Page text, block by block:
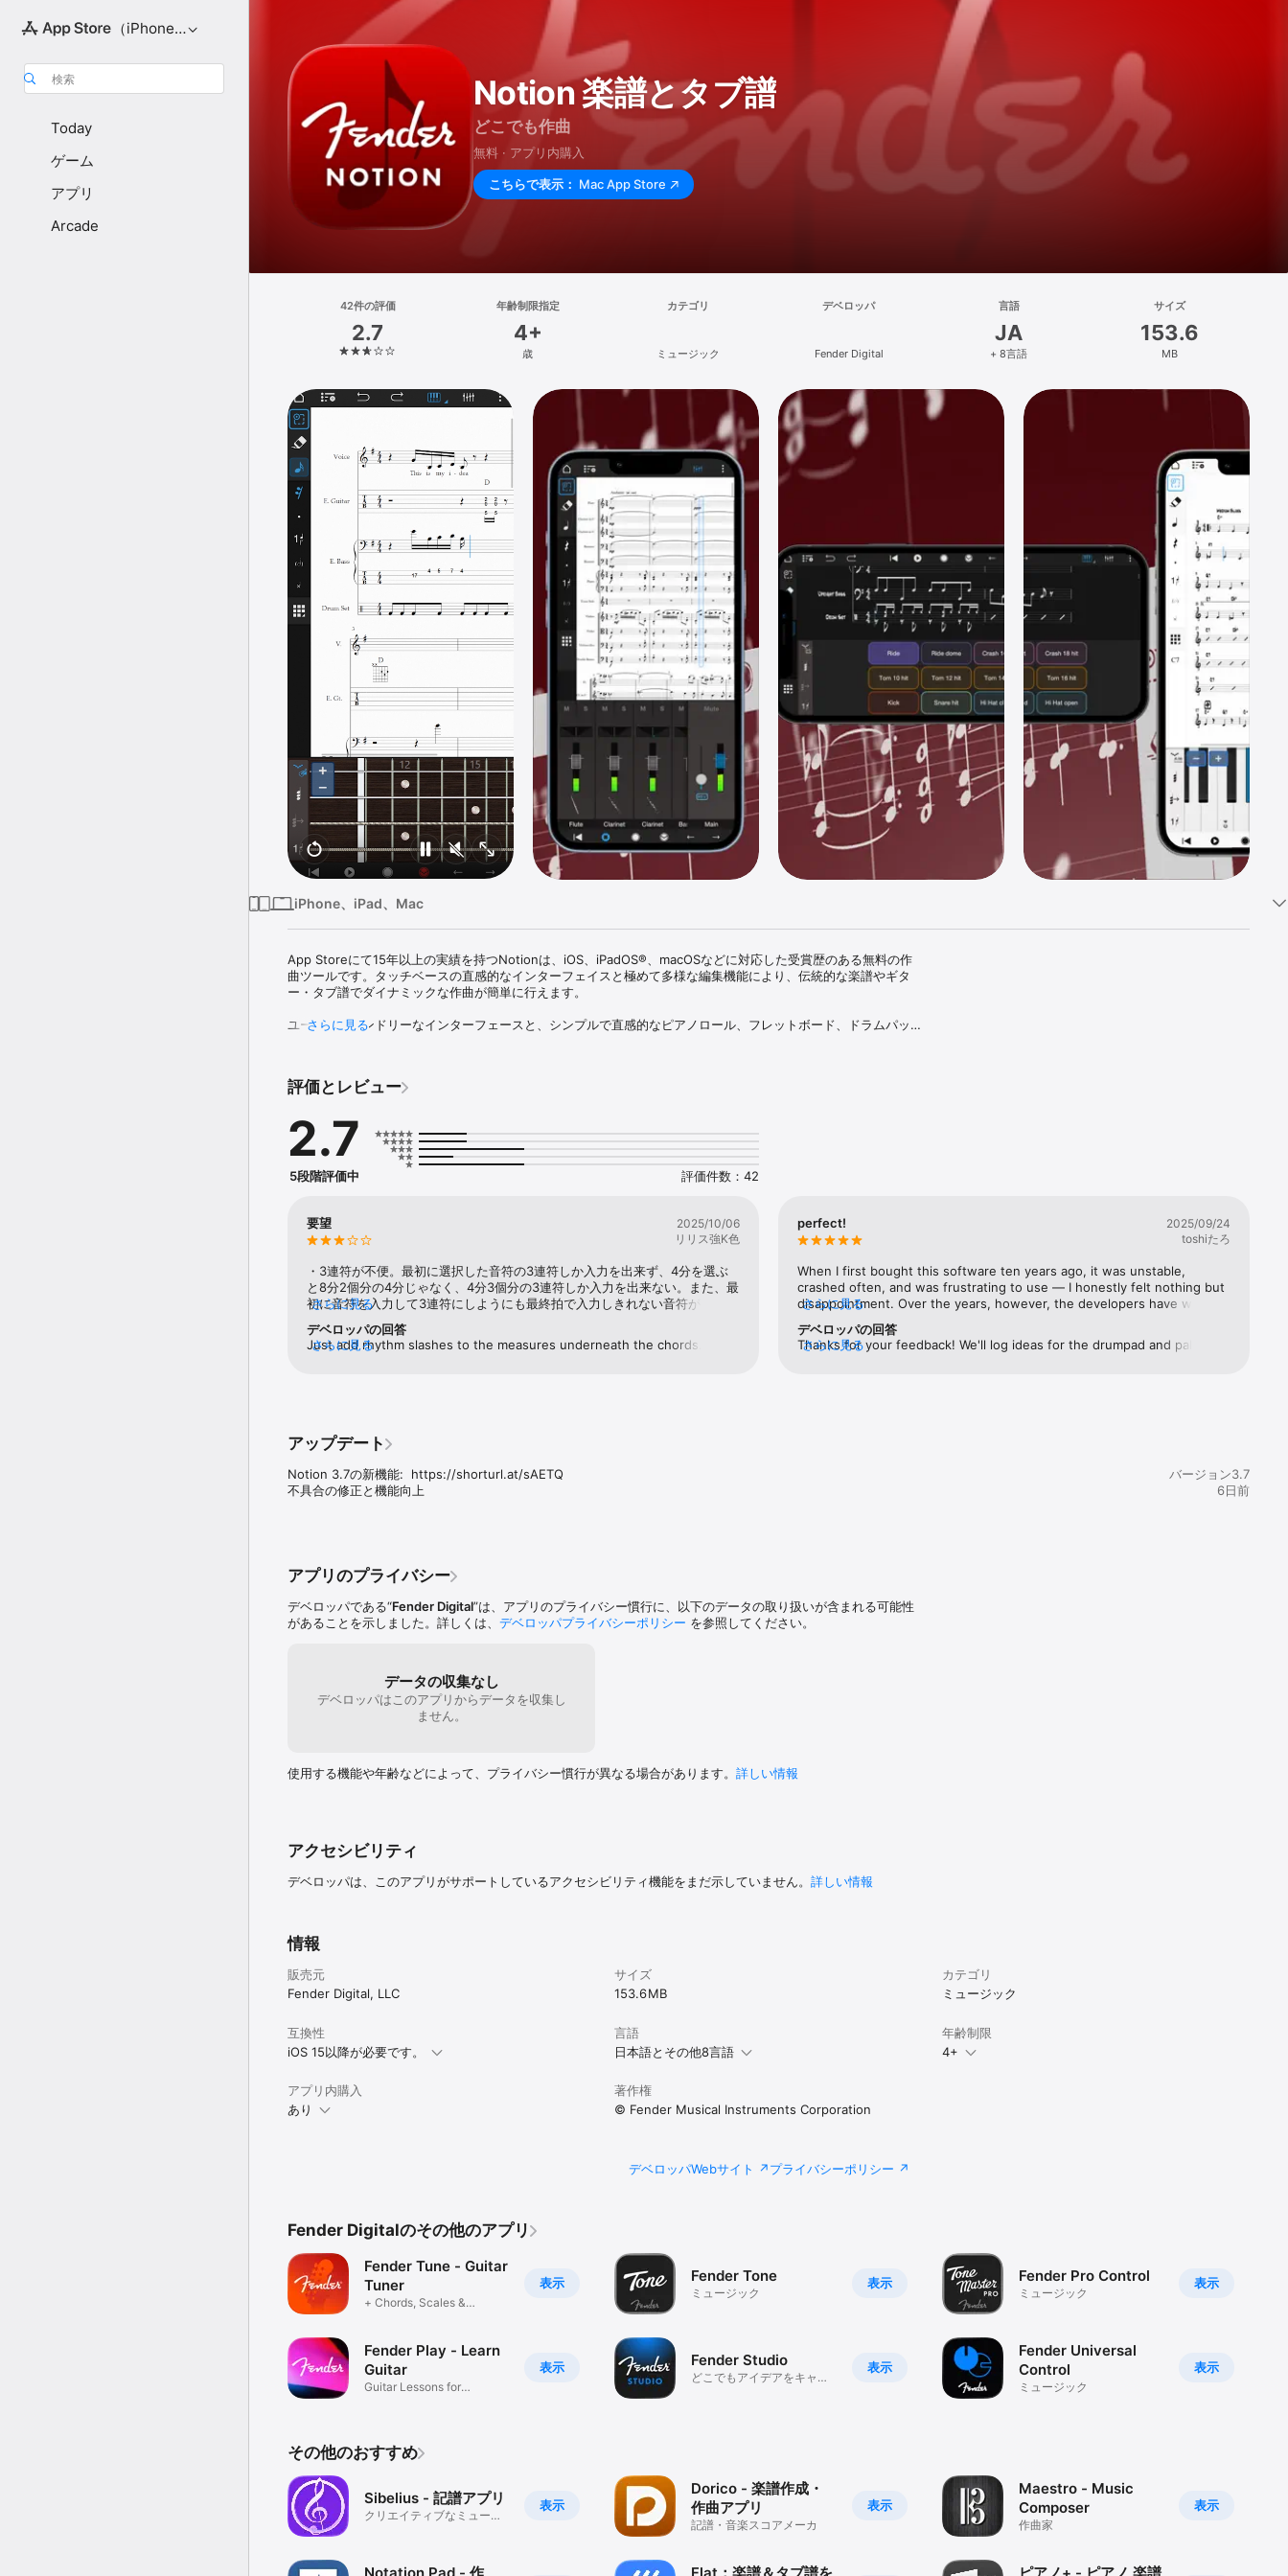
（iPhone向け）
検索
Today
ゲーム
アプリ
Arcade
Notion 楽譜とタブ譜
どこでも作曲
無料 · アプリ内購入
こちらで表示： Mac App Store
42件の評価
2.7
年齢制限指定
4+
歳
カテゴリ
ミュージック
デベロッパ
Fender Digital
言語
JA
+ 8言語
サイズ
153.6
MB
iPhone、iPad、Mac
App Storeにて15年以上の実績を持つNotionは、iOS、iPadOS®、macOSなどに対応した受賞歴のある無料の作
曲ツールです。タッチベースの直感的なインターフェイスと極めて多様な編集機能により、伝統的な楽譜やギタ
ー・タブ譜でダイナミックな作曲が簡単に行えます。
ユーザーフレンドリーなインターフェースと、シンプルで直感的なピアノロール、フレットボード、ドラムパッ
るデバイスでいつでもどこでも作曲できます。オンラインに戻ったら、任意のクラウド・プロバイダーまたは
PreSonusアプリケーション間のワイヤレス転送（オプション）を利用し、複数のデバイス間で作品を同期させる
ことができます。あるデバイスで作業を開始し、別のデバイスで完了させることができるのです。作品が完成し
たら、Notionファイルを共有したり、MIDI、MusicXML、PDF、オーディオ・ファイルとして書き出したりする
ことができます。
アビー・ロード・スタジオにて録音されたロンドン交響楽団演奏による本物のピアノとオーケストラのサンプ
ル、そして、巧みにサンプリングされたギター、ベース、ドラム、その他の人気楽器のサンプルを使用して作
ブラリを機能バンドルの一部として購入できます。ダウンロードサイズ圧縮の目的で、アプリのダウンロード時
にはピアノのみ付属していますが、インストール後、タップ操作ひとつでデバイスにインストールしたりクラウ
ドに格納しておいたりとサウンドを管理できます。
Notionは、2014年のテレビCM「Your Verse」など、Appleのさまざまなキャンペーンに登場しており、また音
楽業界において高い権威を有するNAMM TECアワード最優秀スマートフォン/タブレットアプリ賞をはじめ複数の
れており、すべて無料でご利用いただけます。登録（無料）していただくことで、追加サウンドセット（ソロ・
ストリングス、クラシック・サックス、グロッケンシュピール）、1つの譜表に最大4声まで書き込み可能なマル
ートな体験がお楽しみいただけます。これにより、手書き入力、すべての拡張サウンドセット（多数の楽器と追
加アーティキュレーションおよびエフェクトを含む）、追加のオーディオ書き出しフォーマット（m4a、OPUS、
譜表数無制限
主要サウンドセット
MIDI、PDF、wav、mp3としてエクスポート
ソロ・ストリングス、グロッケンシュピール、クラシック・サックスを含むサウンドセット
1つの譜表に声部3と4を追加可能
MusicXML、圧縮MusicXMLとしてエクスポート
iPhone、iPad、macOSで利用可能（macOSでは対応ペンタブレット使用または対応iPadでのSidecar使用にて利
調整可能な手書き入力用タイマー
Apple Pencil（第2世代）をダブルタップで手書きタイマーを無効に
すべての拡張サウンドセット
さらに見る
評価とレビュー
2.7
5段階評価中 評価件数：42
要望
2025/10/06
リリス強K色
・3連符が不便。最初に選択した音符の3連符しか入力を出来ず、4分を選ぶ
と8分2個分の4分じゃなく、4分3個分の3連符しか入力を出来ない。また、最
初に音符を入力して3連符にしようにも最終拍で入力しきれない音符が次の小
出来ない。・コード入力のローマ数字が不便。シャープやフラットのKeyの
VIIなどが臨時記号でナチュラルの音になる場合、♭VIIなど記号がつくものだ
さらに見る
デベロッパの回答
Just add rhythm slashes to the measures underneath the chords. Then
さらに見る
perfect!
2025/09/24
toshiたろ
When I first bought this software ten years ago, it was unstable,
crashed often, and was frustrating to use — I honestly felt nothing but
disappointment. Over the years, however, the developers have worked
use.feature requestI’d like a shortcut to input notes (c d e f g a b).I
need an audio export of the stems.sequencer staff
さらに見る
デベロッパの回答
Thanks for your feedback! We'll log ideas for the drumpad and palette -
さらに見る
アップデート
Notion 3.7の新機能:  https://shorturl.at/sAETQ
不具合の修正と機能向上
バージョン3.7
6日前
アプリのプライバシー
デベロッパである“Fender Digital”は、アプリのプライバシー慣行に、以下のデータの取り扱いが含まれる可能性
があることを示しました。詳しくは、 デベロッパプライバシーポリシー を参照してください。
データの収集なし
デベロッパはこのアプリからデータを収集し
ません。
使用する機能や年齢などによって、プライバシー慣行が異なる場合があります。 詳しい情報
アクセシビリティ
デベロッパは、このアプリがサポートしているアクセシビリティ機能をまだ示していません。 詳しい情報
情報
販売元
Fender Digital, LLC
サイズ
153.6 MB
カテゴリ
ミュージック
互換性
iOS 15以降が必要です。
言語
日本語とその他8言語
年齢制限
4+
アプリ内購入
あり
著作権
© Fender Musical Instruments Corporation
デベロッパWebサイト プライバシーポリシー
Fender Digitalのその他のアプリ
表示
Fender Tune - Guitar
Tuner
+ Chords, Scales &
表示
Fender Play - Learn
Guitar
Guitar Lessons for
表示
Fender Tone
ミュージック
表示
Fender Studio
どこでもアイデアをキャプ
表示
Fender Pro Control
ミュージック
表示
Fender Universal
Control
ミュージック
その他のおすすめ
表示
Sibelius - 記譜アプリ
クリエイティブなミュージ
表示
Dorico - 楽譜作成・
作曲アプリ
記譜・音楽スコアメーカ
表示
Maestro - Music
Composer
作曲家